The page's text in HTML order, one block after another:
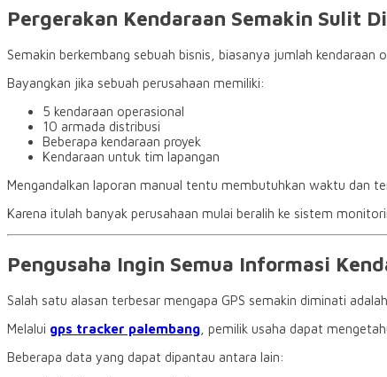
Pergerakan Kendaraan Semakin Sulit
Semakin berkembang sebuah bisnis, biasanya jumlah
Bayangkan jika sebuah perusahaan memiliki:
5 kendaraan operasional
10 armada distribusi
Beberapa kendaraan proyek
Kendaraan untuk tim lapangan
Mengandalkan laporan manual tentu membutuhkan waktu dan
Karena itulah banyak perusahaan mulai beralih ke sistem
Pengusaha Ingin Semua Informasi
Salah satu alasan terbesar mengapa GPS semakin diminati
Melalui gps tracker palembang , pemilik usaha dapat
Beberapa data yang dapat dipantau antara lain: